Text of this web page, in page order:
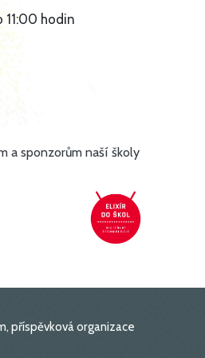
hodin
a sponzorům naší školy
příspěvková organizace